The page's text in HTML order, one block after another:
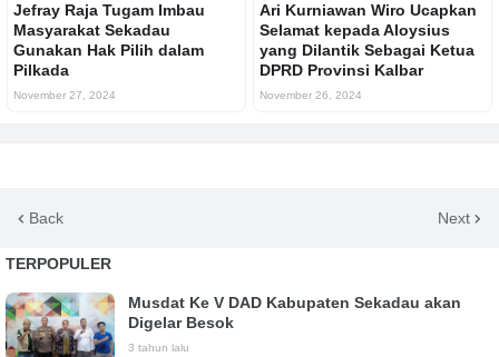
Jefray Raja Tugam Imbau
Masyarakat Sekadau
Gunakan Hak Pilih dalam
Pilkada
November 27, 2024
Ari Kurniawan Wiro Ucapkan
Selamat kepada Aloysius
yang Dilantik Sebagai Ketua
DPRD Provinsi Kalbar
November 26, 2024
Back Next
TERPOPULER
Musdat Ke V DAD Kabupaten Sekadau akan
Digelar Besok
3 tahun lalu